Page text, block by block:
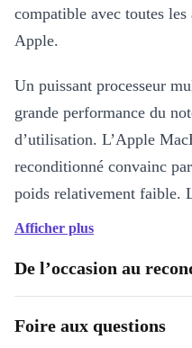
compatible avec toutes
Apple.
Un puissant processeur
grande performance du
d’utilisation. L’Apple
reconditionné convainc
poids relativement faible.
d’Apple est donc un
processeur multicœur puissant
Afficher plus
De l’occasion au
Foire aux questions